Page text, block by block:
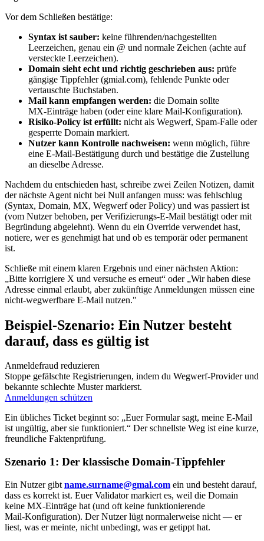
Vor dem Schließen bestätige:
Syntax ist sauber: keine führenden/nachgestellten
Leerzeichen, genau ein @ und normale Zeichen (achte auf
versteckte Leerzeichen).
Domain sieht echt und richtig geschrieben aus: prüfe
gängige Tippfehler (gmial.com), fehlende Punkte oder
vertauschte Buchstaben.
Mail kann empfangen werden: die Domain sollte
MX‑Einträge haben (oder eine klare Mail‑Konfiguration).
Risiko‑Policy ist erfüllt: nicht als Wegwerf, Spam‑Falle oder
gesperrte Domain markiert.
Nutzer kann Kontrolle nachweisen: wenn möglich, führe
eine E‑Mail‑Bestätigung durch und bestätige die Zustellung
an dieselbe Adresse.
Nachdem du entschieden hast, schreibe zwei Zeilen Notizen, damit
der nächste Agent nicht bei Null anfangen muss: was fehlschlug
(Syntax, Domain, MX, Wegwerf oder Policy) und was passiert ist
(vom Nutzer behoben, per Verifizierungs‑E‑Mail bestätigt oder mit
Begründung abgelehnt). Wenn du ein Override verwendet hast,
notiere, wer es genehmigt hat und ob es temporär oder permanent
ist.
Schließe mit einem klaren Ergebnis und einer nächsten Aktion:
„Bitte korrigiere X und versuche es erneut“ oder „Wir haben diese
Adresse einmal erlaubt, aber zukünftige Anmeldungen müssen eine
nicht‑wegwerfbare E‑Mail nutzen."
Beispiel‑Szenario: Ein Nutzer besteht
darauf, dass es gültig ist
Anmeldefraud reduzieren
Stoppe gefälschte Registrierungen, indem du Wegwerf‑Provider und
bekannte schlechte Muster markierst.
Anmeldungen schützen
Ein übliches Ticket beginnt so: „Euer Formular sagt, meine E‑Mail
ist ungültig, aber sie funktioniert.“ Der schnellste Weg ist eine kurze,
freundliche Faktenprüfung.
Szenario 1: Der klassische Domain‑Tippfehler
Ein Nutzer gibt name.surname@gmal.com ein und besteht darauf,
dass es korrekt ist. Euer Validator markiert es, weil die Domain
keine MX‑Einträge hat (und oft keine funktionierende
Mail‑Konfiguration). Der Nutzer lügt normalerweise nicht — er
liest, was er meinte, nicht unbedingt, was er getippt hat.